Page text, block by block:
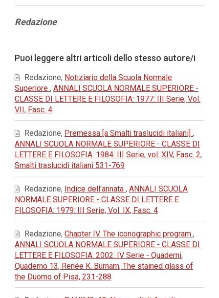
Contenuto
Redazione
dell'articolo
Puoi leggere altri articoli dello stesso autore/i
Redazione, Notiziario della Scuola Normale
Superiore , ANNALI SCUOLA NORMALE SUPERIORE -
CLASSE DI LETTERE E FILOSOFIA: 1977: III Serie, Vol.
VII, Fasc. 4
Redazione, Premessa [a Smalti traslucidi italiani] ,
ANNALI SCUOLA NORMALE SUPERIORE - CLASSE DI
LETTERE E FILOSOFIA: 1984: III Serie, vol. XIV, Fasc. 2,
Smalti traslucidi italiani 531-769
Redazione, Indice dell'annata , ANNALI SCUOLA
NORMALE SUPERIORE - CLASSE DI LETTERE E
FILOSOFIA: 1979: III Serie, Vol. IX, Fasc. 4
Redazione, Chapter IV. The iconographic program ,
ANNALI SCUOLA NORMALE SUPERIORE - CLASSE DI
LETTERE E FILOSOFIA: 2002: IV Serie - Quaderni,
Quaderno 13, Renée K. Burnam, The stained glass of
the Duomo of Pisa, 231-288